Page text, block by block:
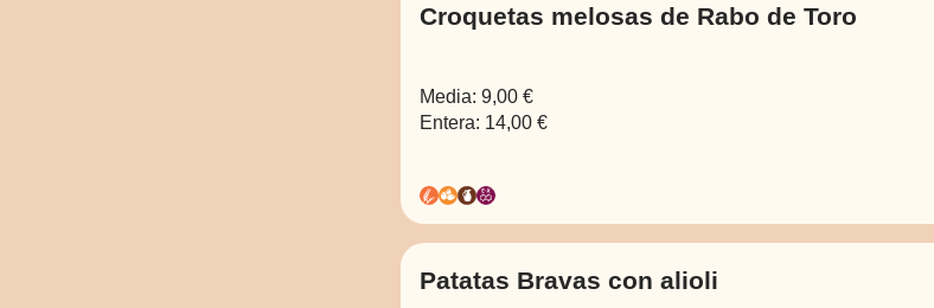
Croquetas melosas de Rabo de Toro
Media: 9,00 €
Entera: 14,00 €
Patatas Bravas con alioli